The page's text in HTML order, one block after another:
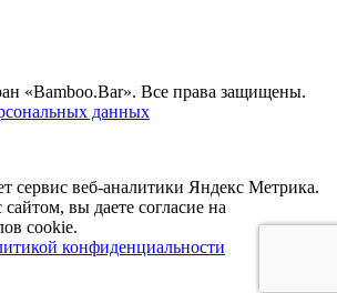
«Bamboo.Bar». Все права защищены.
данных
сервис веб-аналитики Яндекс Метрика.
вы даете согласие на
cookie.
конфиденциальности